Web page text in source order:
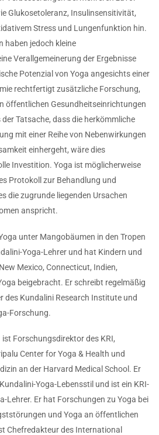
Glukosetoleranz, Insulinsensitivität,
Stress und Lungenfunktion hin.
haben jedoch kleine
Verallgemeinerung der Ergebnisse
Potenzial von Yoga angesichts einer
rechtfertigt zusätzliche Forschung,
öffentlichen Gesundheitseinrichtungen
Tatsache, dass die herkömmliche
mit einer Reihe von Nebenwirkungen
einhergeht, wäre dies
Investition. Yoga ist möglicherweise
Protokoll zur Behandlung und
die zugrunde liegenden Ursachen
anspricht.
unter Mangobäumen in den Tropen
Yoga-Lehrer und hat Kindern und
Mexico, Connecticut, Indien,
beigebracht. Er schreibt regelmäßig
des Kundalini Research Institute und
Forschung.
ist Forschungsdirektor des KRI,
Center for Yoga & Health und
an der Harvard Medical School. Er
Yoga-Lebensstil und ist ein KRI-
Lehrer. Er hat Forschungen zu Yoga bei
und Yoga an öffentlichen
Chefredakteur des International